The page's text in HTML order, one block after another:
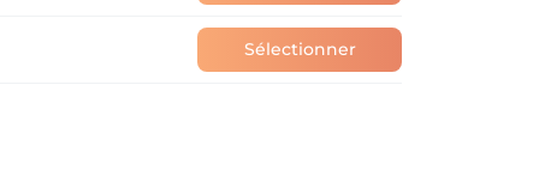
Sélectionner